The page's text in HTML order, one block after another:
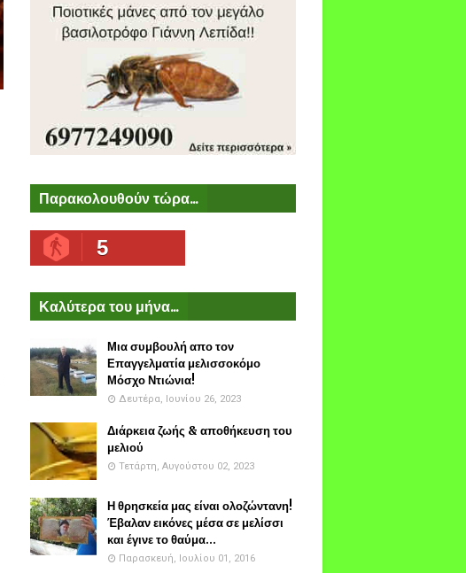
Παρακολουθούν τώρα...
5
Καλύτερα του μήνα...
Μια συμβουλή απο τον
Επαγγελματία μελισσοκόμο
Μόσχο Ντιώνια!
Δευτέρα, Ιουνίου 26, 2023
Διάρκεια ζωής & αποθήκευση του
μελιού
Τετάρτη, Αυγούστου 02, 2023
Η θρησκεία μας είναι ολοζώντανη!
Έβαλαν εικόνες μέσα σε μελίσσι
και έγινε το θαύμα...
Παρασκευή, Ιουλίου 01, 2016